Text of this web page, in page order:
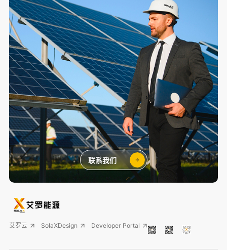
艾罗云 SolaXDesign Developer Portal
联系我们